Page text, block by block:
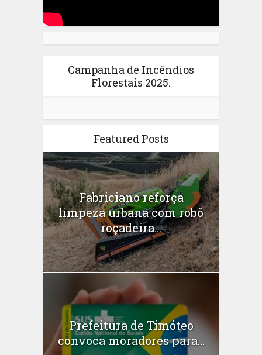
Campanha de Incêndios
Florestais 2025.
Featured Posts
Fabriciano reforça
limpeza urbana com robô
roçadeira...
Prefeitura de Timóteo
convoca moradores para...